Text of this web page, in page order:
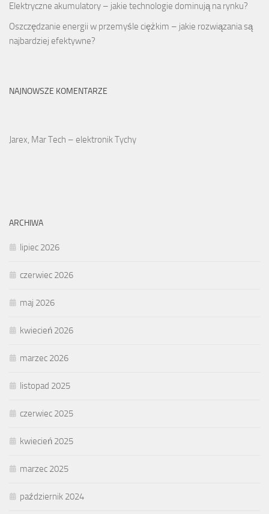
Elektryczne akumulatory – jakie technologie dominują na rynku?
Oszczędzanie energii w przemyśle ciężkim – jakie rozwiązania są
najbardziej efektywne?
NAJNOWSZE KOMENTARZE
Jarex, Mar Tech – elektronik Tychy
ARCHIWA
lipiec 2026
czerwiec 2026
maj 2026
kwiecień 2026
marzec 2026
listopad 2025
czerwiec 2025
kwiecień 2025
marzec 2025
październik 2024